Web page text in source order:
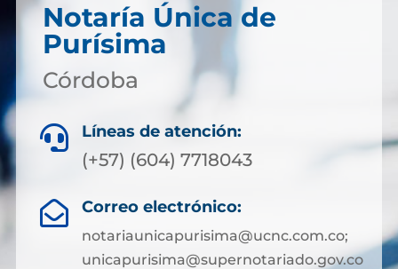
Notaría Única de
Purísima
Córdoba
 Líneas de atención:
(+57) (604) 7718043
 Correo electrónico:
notariaunicapurisima@ucnc.com.co;
unicapurisima@supernotariado.gov.co